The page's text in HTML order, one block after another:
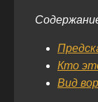
Кто
Вид